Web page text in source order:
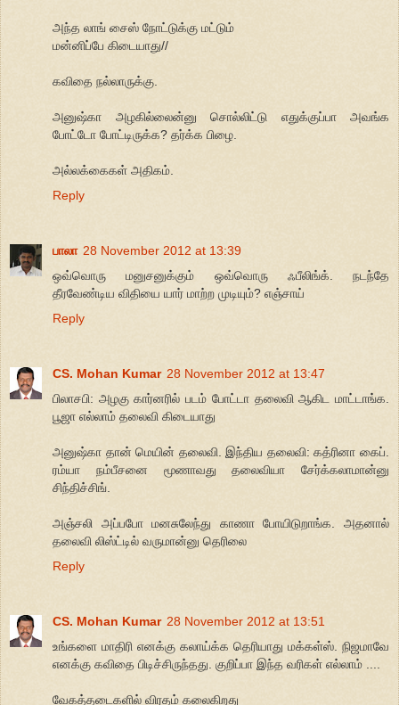
அந்த லாங் சைஸ் நோட்டுக்கு மட்டும்
மன்னிப்பே கிடையாது//
கவிதை நல்லாருக்கு.
அனுஷ்கா அழகில்லைன்னு சொல்லிட்டு எதுக்குப்பா அவங்க
போட்டோ போட்டிருக்க? தர்க்க பிழை.
அல்லக்கைகள் அதிகம்.
Reply
பாலா 28 November 2012 at 13:39
ஒவ்வொரு மனுசனுக்கும் ஒவ்வொரு ஃபீலிங்க். நடந்தே
தீரவேண்டிய விதியை யார் மாற்ற முடியும்? எஞ்சாய்
Reply
CS. Mohan Kumar 28 November 2012 at 13:47
பிலாசபி: அழகு கார்னரில் படம் போட்டா தலைவி ஆகிட மாட்டாங்க.
பூஜா எல்லாம் தலைவி கிடையாது
அனுஷ்கா தான் மெயின் தலைவி. இந்திய தலைவி: கத்ரினா கைப்.
ரம்யா நம்பீசனை மூணாவது தலைவியா சேர்க்கலாமான்னு
சிந்திச்சிங்.
அஞ்சலி அப்பபோ மனசுலேந்து காணா போயிடுறாங்க. அதனால்
தலைவி லிஸ்ட்டில் வருமான்னு தெரிலை
Reply
CS. Mohan Kumar 28 November 2012 at 13:51
உங்களை மாதிரி எனக்கு கலாய்க்க தெரியாது மக்கள்ஸ். நிஜமாவே
எனக்கு கவிதை பிடிச்சிருந்தது. குறிப்பா இந்த வரிகள் எல்லாம் ....
வேகத்தடைகளில் விரதம் கலைகிறது